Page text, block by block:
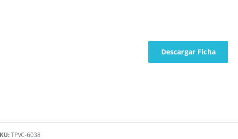
Descargar Ficha
TPVC-6038